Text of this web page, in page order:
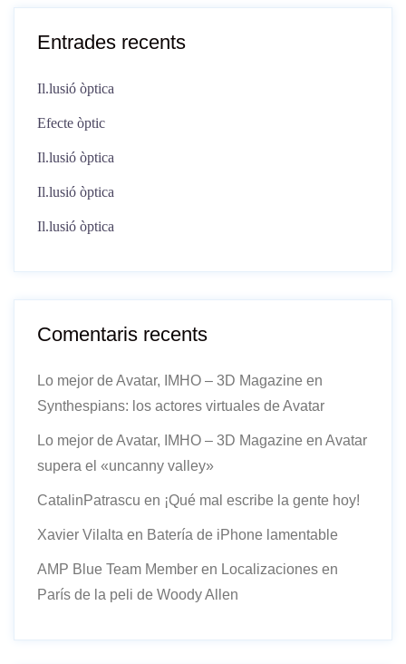
Entrades recents
Il.lusió òptica
Efecte òptic
Il.lusió òptica
Il.lusió òptica
Il.lusió òptica
Comentaris recents
Lo mejor de Avatar, IMHO – 3D Magazine en
Synthespians: los actores virtuales de Avatar
Lo mejor de Avatar, IMHO – 3D Magazine en Avatar
supera el «uncanny valley»
CatalinPatrascu en ¡Qué mal escribe la gente hoy!
Xavier Vilalta en Batería de iPhone lamentable
AMP Blue Team Member en Localizaciones en
París de la peli de Woody Allen